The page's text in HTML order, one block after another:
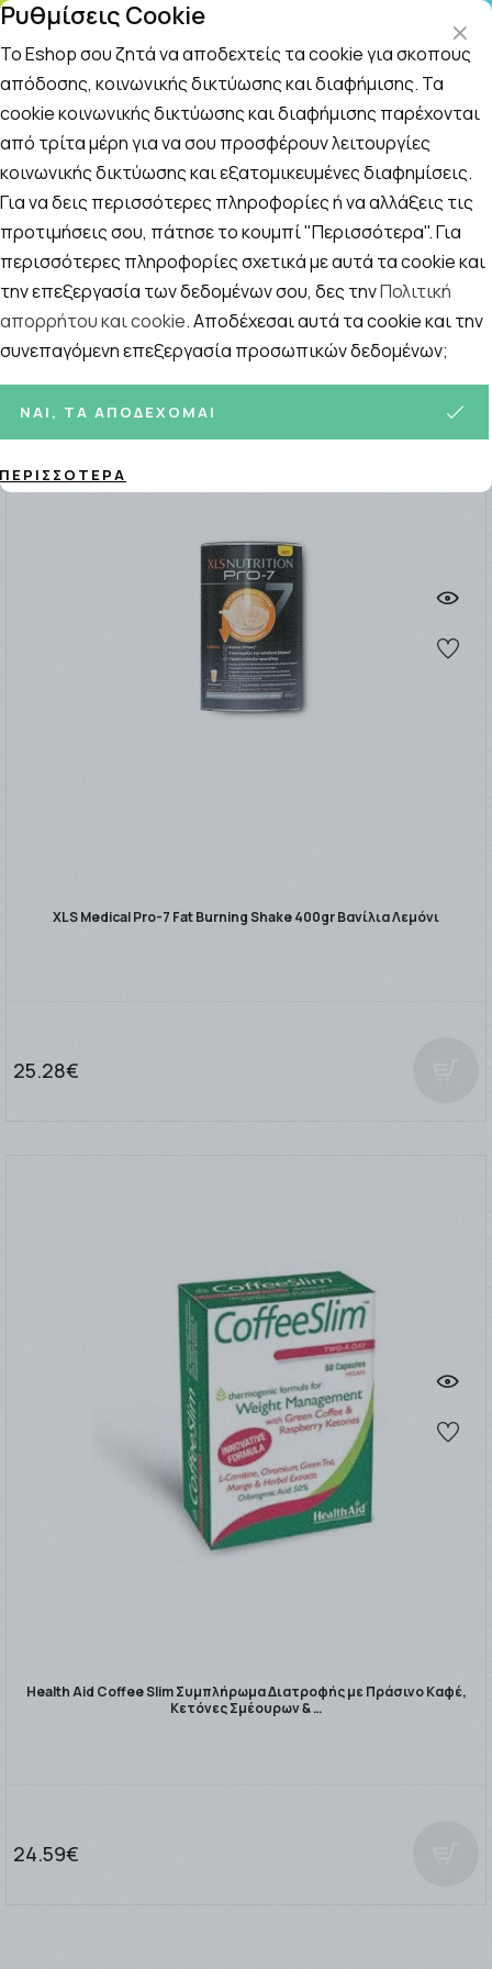
ΤΗΛΕΦΩΝΙΚΟ ΚΕΝΤΡΟ: Δευτ.-Παρασκευή 09:00-14:00 και Σάββατο
09:00-14:00
Αναζήτηση
Αρχική / ΣΥΜΠΛΗΡΩΜΑΤΑ ΔΙΑΤΡΟΦΗΣ / Συμπληρώματα
Υποκατάστατα Καφέ
Ταξινόμηση Προβολή
2ΠΡΟΪΌΝΤΑ
XLS Medical Pro-7 Fat Burning Shake 400gr Βανίλια Λεμόνι
25.28€
Health Aid Coffee Slim Συμπλήρωμα Διατροφής με Πράσινο Καφέ,
Κετόνες Σμέουρων & …
24.59€
Ρυθμίσεις Cookie
Το Eshop σου ζητά να αποδεχτείς τα cookie για σκοπούς
απόδοσης, κοινωνικής δικτύωσης και διαφήμισης. Τα
cookie κοινωνικής δικτύωσης και διαφήμισης παρέχονται
από τρίτα μέρη για να σου προσφέρουν λειτουργίες
κοινωνικής δικτύωσης και εξατομικευμένες διαφημίσεις.
Για να δεις περισσότερες πληροφορίες ή να αλλάξεις τις
προτιμήσεις σου, πάτησε το κουμπί "Περισσότερα". Για
περισσότερες πληροφορίες σχετικά με αυτά τα cookie και
την επεξεργασία των δεδομένων σου, δες τηνΠολιτική
απορρήτου και cookie. Αποδέχεσαι αυτά τα cookie και την
συνεπαγόμενη επεξεργασία προσωπικών δεδομένων;
ΝΑΙ, ΤΑ ΑΠΟΔΈΧΟΜΑΙ
ΠΕΡΙΣΣΌΤΕΡΑ